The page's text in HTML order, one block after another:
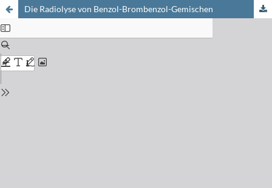
Die Radiolyse von Benzol-Brombenzol-Gemischen